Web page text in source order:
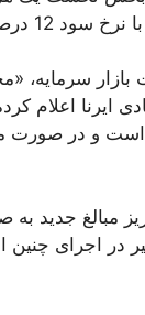
سپرده گذاری کرد.
سرمایه،
ایرنا اعلام
و در صورت
جدید به
در اجرای